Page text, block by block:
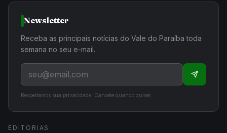
Newsletter
Receba as principais notícias do Vale do Paraíba toda
semana no seu e-mail.
Respeitamos sua privacidade. Cancele quando quiser.
EDITORIAS